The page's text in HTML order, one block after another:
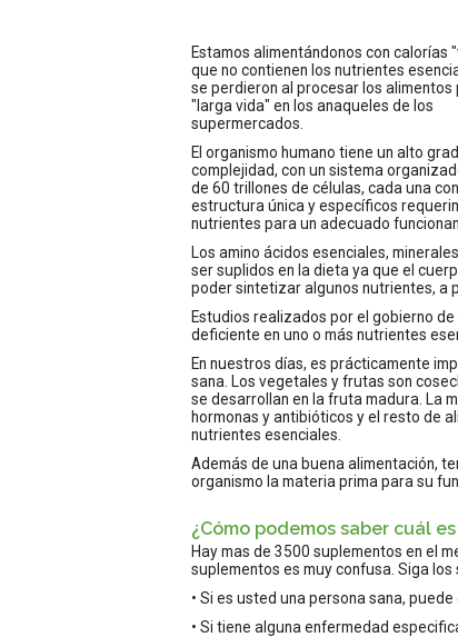
Estamos alimentándonos con calorías
que no contienen los nutrientes
se perdieron al procesar los alimentos
"larga vida" en los anaqueles de los
supermercados.
El organismo humano tiene un alto
complejidad, con un sistema
de 60 trillones de células, cada una
estructura única y específicos
nutrientes para un adecuado
Los amino ácidos esenciales,
ser suplidos en la dieta ya que el
poder sintetizar algunos nutrientes, a
Estudios realizados por el gobierno
deficiente en uno o más nutrientes
En nuestros días, es prácticamente
sana. Los vegetales y frutas son
se desarrollan en la fruta madura. La
hormonas y antibióticos y el resto de
nutrientes esenciales.
Además de una buena alimentación,
organismo la materia prima para su
¿Cómo podemos saber cuál
Hay mas de 3500 suplementos en el
suplementos es muy confusa. Siga
• Si es usted una persona sana,
• Si tiene alguna enfermedad